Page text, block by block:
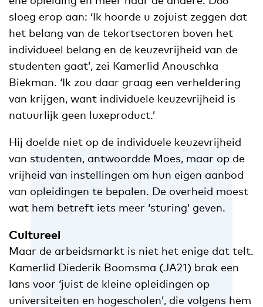
sloeg erop aan: ‘Ik hoorde u zojuist zeggen dat
het belang van de tekortsectoren boven het
individueel belang en de keuzevrijheid van de
studenten gaat’, zei Kamerlid Anouschka
Biekman. ‘Ik zou daar graag een verheldering
van krijgen, want individuele keuzevrijheid is
natuurlijk geen luxeproduct.’
Hij doelde niet op de individuele keuzevrijheid
van studenten, antwoordde Moes, maar op de
vrijheid van instellingen om hun eigen aanbod
van opleidingen te bepalen. De overheid moest
wat hem betreft iets meer ‘sturing’ geven.
Cultureel
Maar de arbeidsmarkt is niet het enige dat telt.
Kamerlid Diederik Boomsma (JA21) brak een
lans voor ‘juist de kleine opleidingen op
universiteiten en hogescholen’, die volgens hem